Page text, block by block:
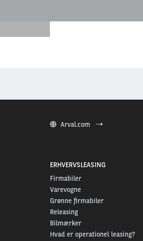
Arval.com
ERHVERVSLEASING
Firmabiler
Varevogne
Grønne firmabiler
Releasing
Bilmærker
Hvad er operationel leasing?